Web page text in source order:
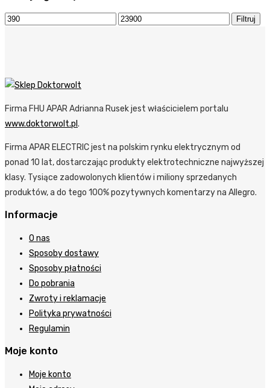
Filtruj
Firma FHU APAR Adrianna Rusek jest właścicielem portalu
www.doktorwolt.pl .
Firma APAR ELECTRIC jest na polskim rynku elektrycznym od
ponad 10 lat, dostarczając produkty elektrotechniczne najwyższej
klasy. Tysiące zadowolonych klientów i miliony sprzedanych
produktów, a do tego 100% pozytywnych komentarzy na Allegro.
Informacje
O nas
Sposoby dostawy
Sposoby płatności
Do pobrania
Zwroty i reklamacje
Polityka prywatności
Regulamin
Moje konto
Moje konto